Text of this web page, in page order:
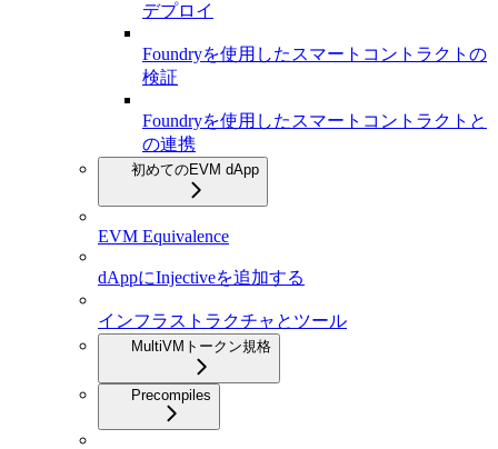
デプロイ
Foundryを使用したスマートコントラクトの
検証
Foundryを使用したスマートコントラクトと
の連携
初めてのEVM dApp
EVM Equivalence
dAppにInjectiveを追加する
インフラストラクチャとツール
MultiVMトークン規格
Precompiles